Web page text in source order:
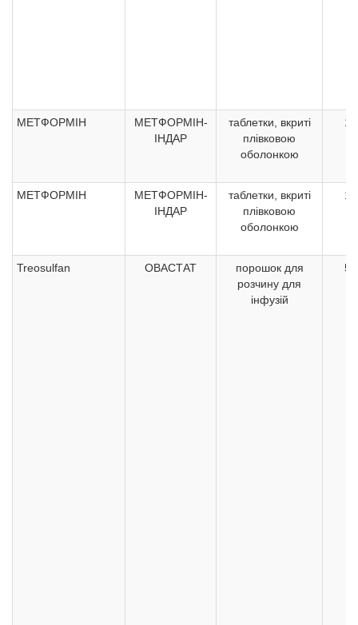
МЕТФОРМІН
МЕТФОРМІН-
ІНДАР
таблетки, вкриті
плівковою
оболонкою
МЕТФОРМІН
МЕТФОРМІН-
ІНДАР
таблетки, вкриті
плівковою
оболонкою
Treosulfan ОВАСТАТ
порошок для
розчину для
інфузій